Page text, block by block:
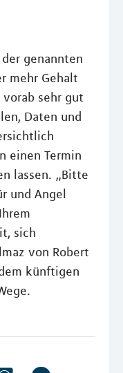
genannten
mehr Gehalt
sehr gut
Daten und
einen Termin
lassen. „Bitte
und Angel
sich
von Robert
künftigen